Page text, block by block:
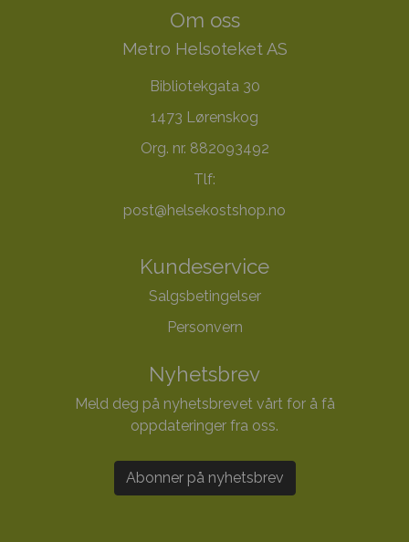
Om oss
Metro Helsoteket AS
Bibliotekgata 30
1473 Lørenskog
Org. nr. 882093492
Tlf:
post@helsekostshop.no
Kundeservice
Salgsbetingelser
Personvern
Nyhetsbrev
Meld deg på nyhetsbrevet vårt for å få
oppdateringer fra oss.
Abonner på nyhetsbrev